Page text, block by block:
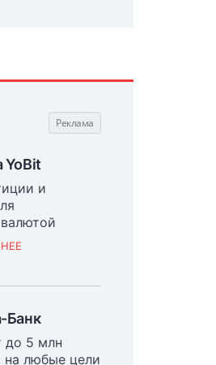
YoBit
и
Банк
до 5 млн
на любые цели